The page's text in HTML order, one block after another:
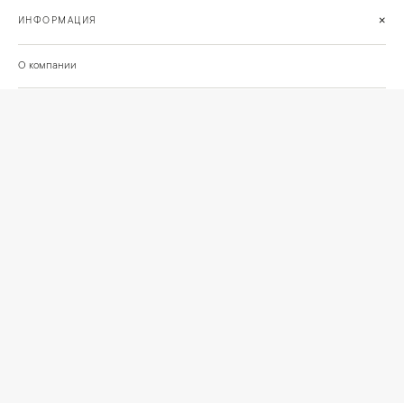
ИНФОРМАЦИЯ +
О компании